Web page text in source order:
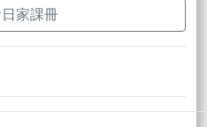
家課冊